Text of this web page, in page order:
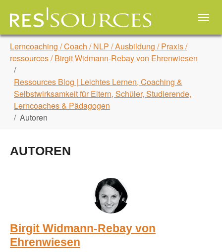
Skip to main navigation
Zum Hauptinhalt springen
Skip to page footer
Sie sind hier:
Lerncoaching / Coach / NLP / Ausbildung / Praxis /
ressources / Birgit Widmann-Rebay von Ehrenwiesen
Ressources Blog | Leichtes Lernen, Coaching &
Selbstwirksamkeit für Eltern, Schüler, Studierende,
Lerncoaches & Pädagogen
Autoren
AUTOREN
Birgit Widmann-Rebay von
Ehrenwiesen